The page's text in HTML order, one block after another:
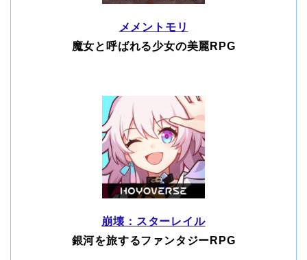
メメントモリ
魔女と呼ばれる少女の美麗RPG
崩壊：スターレイル
銀河を旅するファンタジーRPG